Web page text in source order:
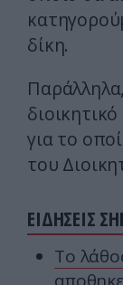
δίκη.
για το
του
ΕΙΔΗΣΕΙΣ
Το